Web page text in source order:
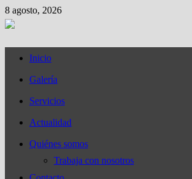
Saltar
al
contenido
8 agosto, 2026
Inicio
Galería
Servicios
Actualidad
Quiénes somos
Trabaja con nosotros